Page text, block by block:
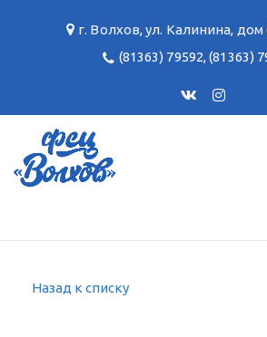
г. Волхов,ул. Калинина, дом
(81363) 79592,(81363)
Назад к списку